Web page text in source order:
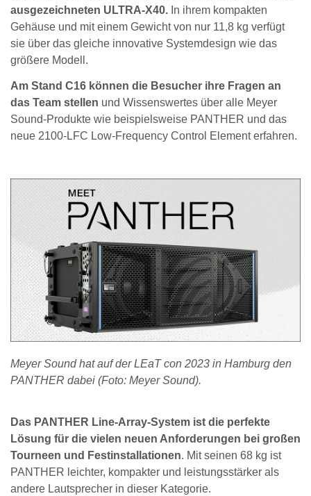
ausgezeichneten ULTRA-X40. In ihrem kompakten
Gehäuse und mit einem Gewicht von nur 11,8 kg verfügt
sie über das gleiche innovative Systemdesign wie das
größere Modell.
Am Stand C16 können die Besucher ihre Fragen an
das Team stellen und Wissenswertes über alle Meyer
Sound-Produkte wie beispielsweise PANTHER und das
neue 2100-LFC Low-Frequency Control Element erfahren.
Meyer Sound hat auf der LEaT con 2023 in Hamburg den
PANTHER dabei (Foto: Meyer Sound).
Das PANTHER Line-Array-System ist die perfekte
Lösung für die vielen neuen Anforderungen bei großen
Tourneen und Festinstallationen. Mit seinen 68 kg ist
PANTHER leichter, kompakter und leistungsstärker als
andere Lautsprecher in dieser Kategorie.